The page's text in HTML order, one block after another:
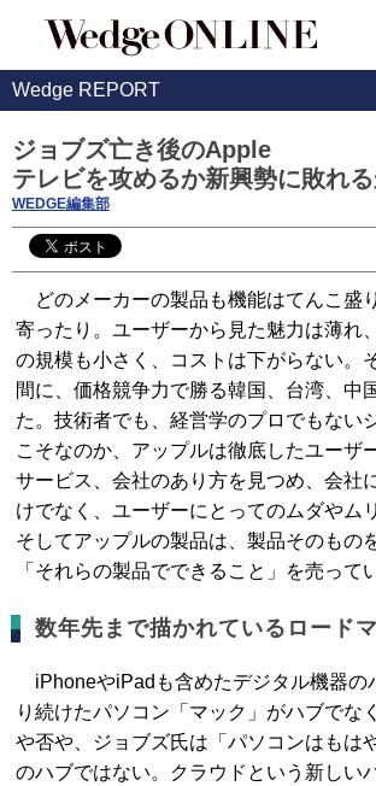
Wedge REPORT
ジョブズ亡き後のApple
テレビを攻めるか新興勢に敗れ
WEDGE編集部
どのメーカーの製品も機能はてんこ盛
寄ったり。ユーザーから見た魅力は薄れ
の規模も小さく、コストは下がらない。
間に、価格競争力で勝る韓国、台湾、中
た。技術者でも、経営学のプロでもない
こそなのか、アップルは徹底したユーザ
サービス、会社のあり方を見つめ、会社
けでなく、ユーザーにとってのムダやム
そしてアップルの製品は、製品そのもの
「それらの製品でできること」を売って
数年先まで描かれているロード
iPhoneやiPadも含めたデジタル機器の
り続けたパソコン「マック」がハブでな
や否や、ジョブズ氏は「パソコンはもは
のハブではない。クラウドという新しい